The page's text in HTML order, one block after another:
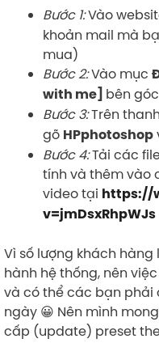
Bước 1:Vào
khoản mail mà
mua)
Bước 2:Vào mục
with me] bên
Bước 3:Trên thanh
gõ HPphotoshop
Bước 4:Tải các
tính và thêm vào
video tại https://
v=jmDsxRhpWJs
Vì số lượng khách
hành hệ thống, nên
và có thể các bạn phải
ngày 😀 Nên mình
cấp (update) preset